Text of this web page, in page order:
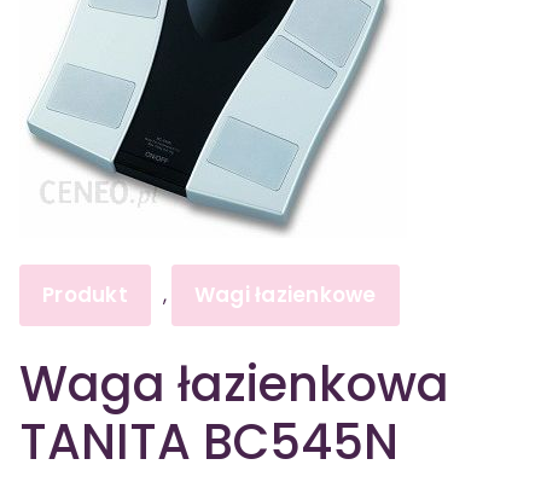
Produkt , Wagi łazienkowe
Waga łazienkowa
TANITA BC545N